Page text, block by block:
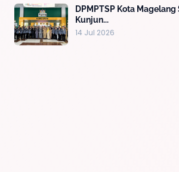
DPMPTSP Kota
Kunjun...
14 Jul 2026